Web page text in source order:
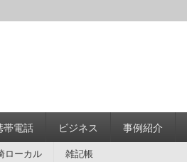
帯電話 ビジネス 事例紹介
ローカル 雑記帳